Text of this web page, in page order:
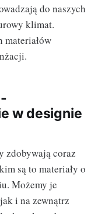
do naszych
klimat.
materiałów
w designie
zdobywają coraz
są to materiały o
Możemy je
i na zewnątrz